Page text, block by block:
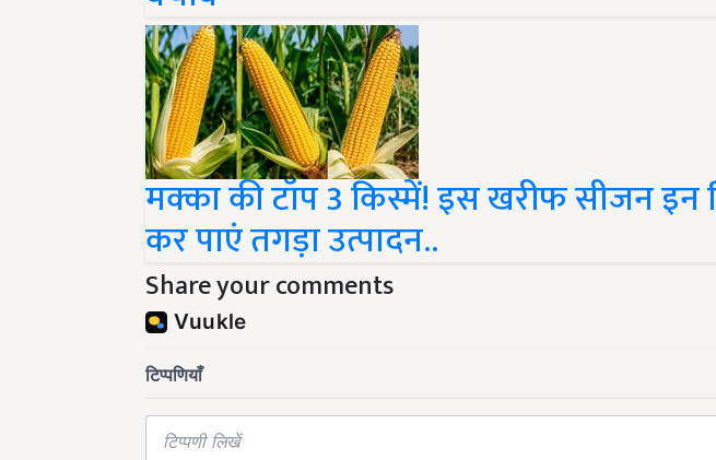
मक्का की टॉप 3 किस्में! इस खरीफ सीजन इन
कर पाएं तगड़ा उत्पादन..
Share your comments